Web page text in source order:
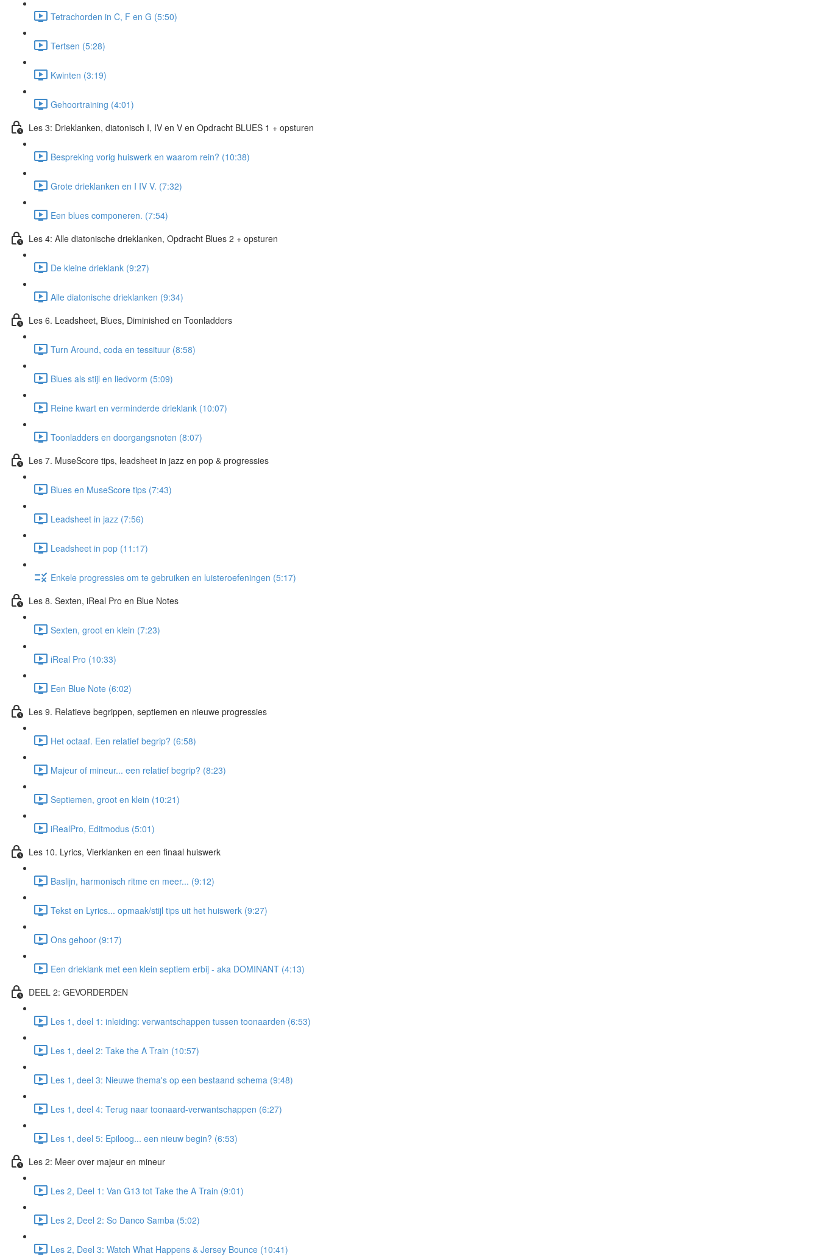
Tetrachorden in C, F en G (5:50)
Tertsen (5:28)
Kwinten (3:19)
Gehoortraining (4:01)
Les 3: Drieklanken, diatonisch I, IV en V en Opdracht BLUES 1 + opsturen
Bespreking vorig huiswerk en waarom rein? (10:38)
Grote drieklanken en I IV V. (7:32)
Een blues componeren. (7:54)
Les 4: Alle diatonische drieklanken, Opdracht Blues 2 + opsturen
De kleine drieklank (9:27)
Alle diatonische drieklanken (9:34)
Les 6. Leadsheet, Blues, Diminished en Toonladders
Turn Around, coda en tessituur (8:58)
Blues als stijl en liedvorm (5:09)
Reine kwart en verminderde drieklank (10:07)
Toonladders en doorgangsnoten (8:07)
Les 7. MuseScore tips, leadsheet in jazz en pop & progressies
Blues en MuseScore tips (7:43)
Leadsheet in jazz (7:56)
Leadsheet in pop (11:17)
Enkele progressies om te gebruiken en luisteroefeningen (5:17)
Les 8. Sexten, iReal Pro en Blue Notes
Sexten, groot en klein (7:23)
iReal Pro (10:33)
Een Blue Note (6:02)
Les 9. Relatieve begrippen, septiemen en nieuwe progressies
Het octaaf. Een relatief begrip? (6:58)
Majeur of mineur... een relatief begrip? (8:23)
Septiemen, groot en klein (10:21)
iRealPro, Editmodus (5:01)
Les 10. Lyrics, Vierklanken en een finaal huiswerk
Baslijn, harmonisch ritme en meer... (9:12)
Tekst en Lyrics... opmaak/stijl tips uit het huiswerk (9:27)
Ons gehoor (9:17)
Een drieklank met een klein septiem erbij - aka DOMINANT (4:13)
DEEL 2: GEVORDERDEN
Les 1, deel 1: inleiding: verwantschappen tussen toonaarden (6:53)
Les 1, deel 2: Take the A Train (10:57)
Les 1, deel 3: Nieuwe thema's op een bestaand schema (9:48)
Les 1, deel 4: Terug naar toonaard-verwantschappen (6:27)
Les 1, deel 5: Epiloog... een nieuw begin? (6:53)
Les 2: Meer over majeur en mineur
Les 2, Deel 1: Van G13 tot Take the A Train (9:01)
Les 2, Deel 2: So Danco Samba (5:02)
Les 2, Deel 3: Watch What Happens & Jersey Bounce (10:41)